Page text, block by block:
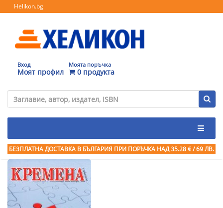
Helikon.bg
Вход
Моят профил
Моята поръчка
0 продукта
БЕЗПЛАТНА ДОСТАВКА В БЪЛГАРИЯ ПРИ ПОРЪЧКА НАД 35.28 € / 69 ЛВ.